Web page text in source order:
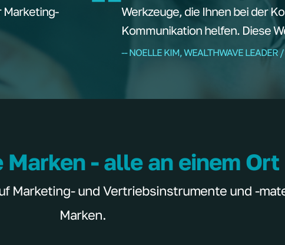
Marketing-
Werkzeuge, die Ihnen bei der
Kommunikation helfen. Diese
-- NOELLE KIM, WEALTHWAVE LEADER
- alle an einem Ort
Marketing- und Vertriebsinstrumente und -
Marken.